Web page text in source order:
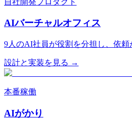
AIバーチャルオフィス
9人のAI社員が役割を分担し、依
設計と実装を見る →
本番稼働
AIがかり